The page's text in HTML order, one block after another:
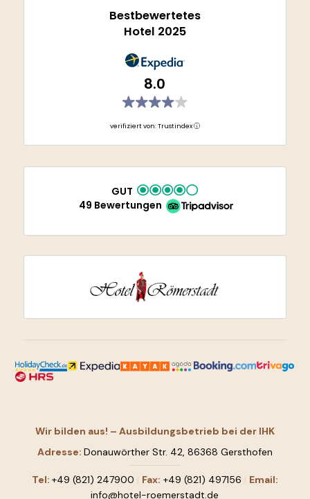
Bestbewertetes
Hotel 2025
8.0
verifiziert von: Trustindex
GUT
49 Bewertungen
Wir bilden aus! – Ausbildungsbetrieb bei der IHK
Adresse: Donauwörther Str. 42, 86368 Gersthofen
Tel: +49 (821) 247900 | Fax: +49 (821) 497156 | Email:
info@hotel-roemerstadt.de